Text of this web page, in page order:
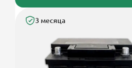
3 месяца